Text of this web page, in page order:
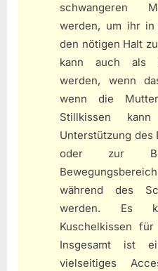
schwangeren
werden, um ihr in
den nötigen Halt
kann auch als
werden, wenn
wenn die
Stillkissen
Unterstützung des
oder zur
während des
werden. Es
Kuschelkissen
Insgesamt ist
vielseitiges